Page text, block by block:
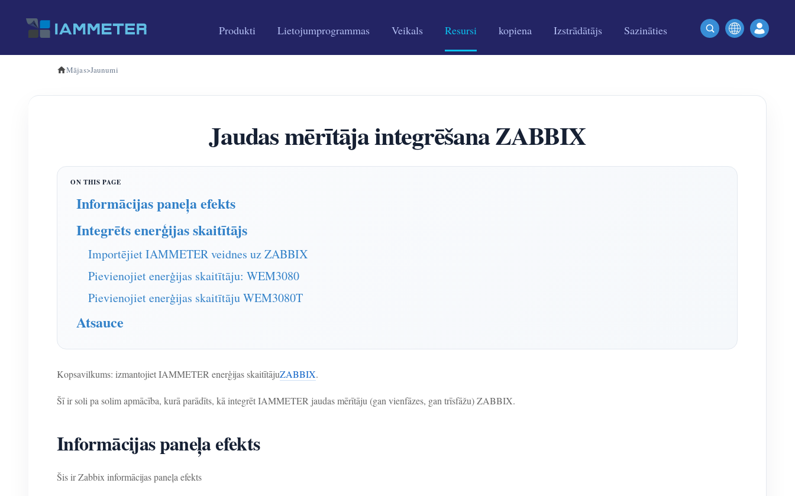
Produkti Lietojumprogrammas Veikals Resursi kopiena Izstrādātājs Sazināties
Mājas>Jaunumi
Jaudas mērītāja integrēšana ZABBIX
Informācijas paneļa efekts
Integrēts enerģijas skaitītājs
Importējiet IAMMETER veidnes uz ZABBIX
Pievienojiet enerģijas skaitītāju: WEM3080
Pievienojiet enerģijas skaitītāju WEM3080T
Atsauce
Kopsavilkums: izmantojiet IAMMETER enerģijas skaitītājuZABBIX.
Šī ir soli pa solim apmācība, kurā parādīts, kā integrēt IAMMETER jaudas mērītāju (gan vienfāzes, gan trīsfāžu) ZABBIX.
Informācijas paneļa efekts
Šis ir Zabbix informācijas paneļa efekts